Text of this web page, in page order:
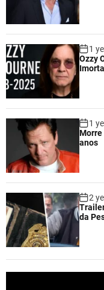
1
Ozzy
1
Morre
anos
2
da